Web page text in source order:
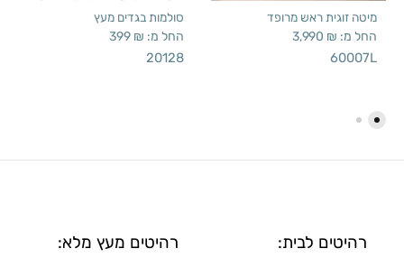
מיטה זוגית ראש מרופד
החל מ: 3,990 ₪
60007L
סולמות בגדים מעץ
החל מ: 399 ₪
20128
רהיטים לבית: רהיטים מעץ מלא: